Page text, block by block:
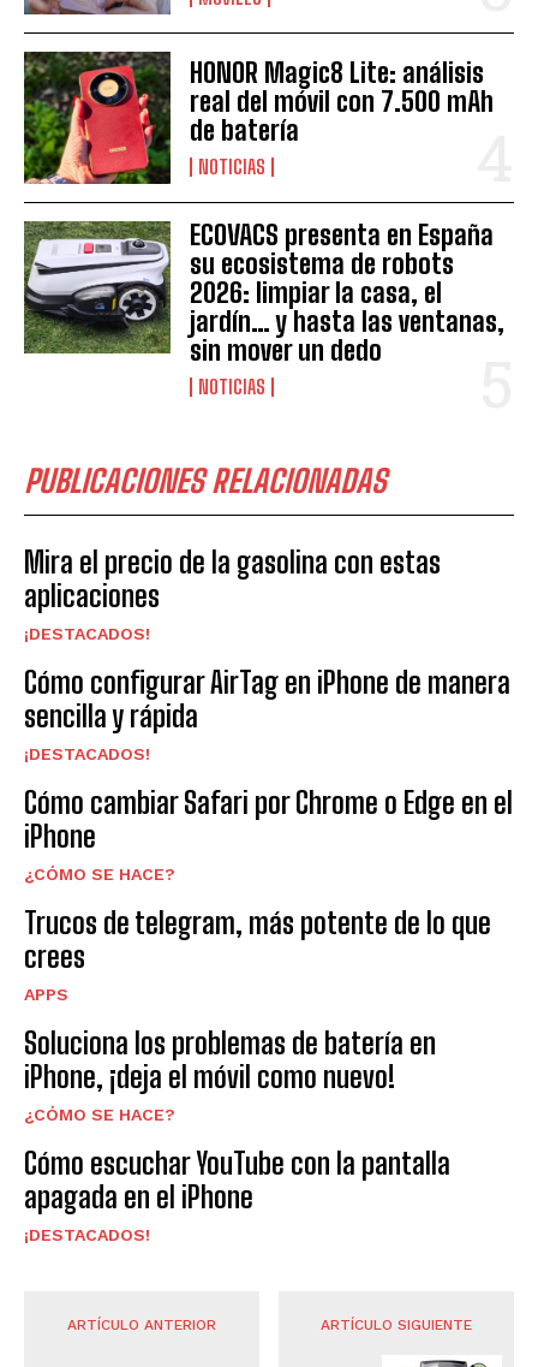
HONOR Magic8 Lite: análisis
real del móvil con 7.500 mAh
de batería
NOTICIAS
ECOVACS presenta en España
su ecosistema de robots
2026: limpiar la casa, el
jardín… y hasta las ventanas,
sin mover un dedo
NOTICIAS
PUBLICACIONES RELACIONADAS
Mira el precio de la gasolina con estas
aplicaciones
¡DESTACADOS!
Cómo configurar AirTag en iPhone de manera
sencilla y rápida
¡DESTACADOS!
Cómo cambiar Safari por Chrome o Edge en el
iPhone
¿CÓMO SE HACE?
Trucos de telegram, más potente de lo que
crees
APPS
Soluciona los problemas de batería en
iPhone, ¡deja el móvil como nuevo!
¿CÓMO SE HACE?
Cómo escuchar YouTube con la pantalla
apagada en el iPhone
¡DESTACADOS!
ARTÍCULO ANTERIOR ARTÍCULO SIGUIENTE